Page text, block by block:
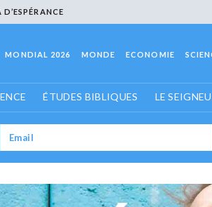
MONDIAL 2026 MONDE ECONOMIE
ÉTUDES BIBLIQUES LE